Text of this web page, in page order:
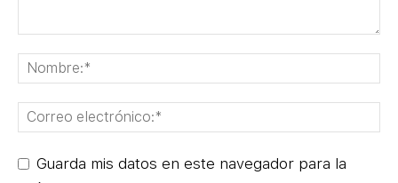
Guarda mis datos en este navegador para la